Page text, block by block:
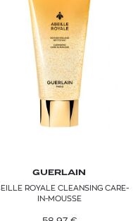
GUERLAIN
ROYALE CLEANSING CARE-
IN-MOUSSE